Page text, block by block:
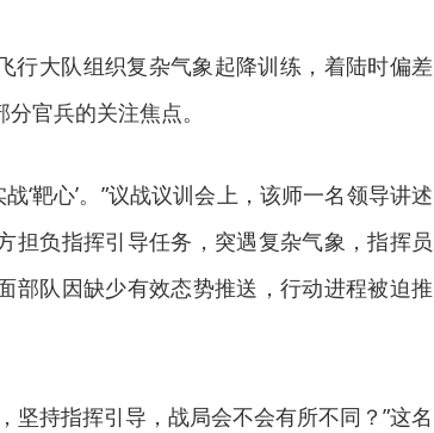
行大队组织复杂气象起降训练，着陆时偏差
官兵的关注焦点。
‘靶心’。”议战议训会上，该师一名领导讲述
担负指挥引导任务，突遇复杂气象，指挥员
部队因缺少有效态势推送，行动进程被迫推
坚持指挥引导，战局会不会有所不同？”这名